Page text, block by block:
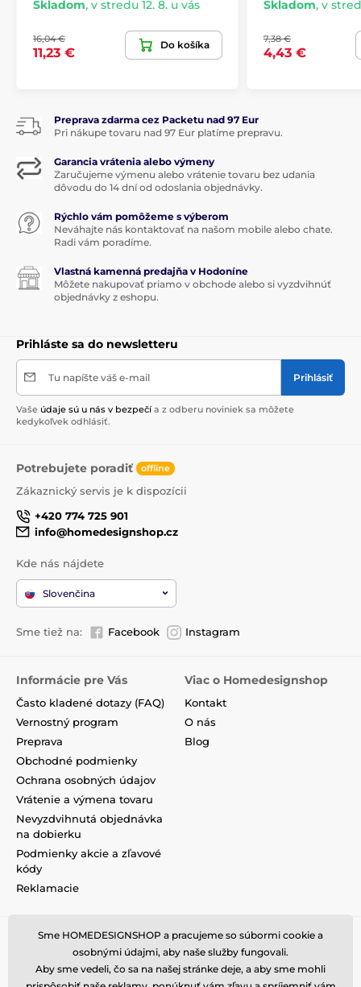
Skladom, v stredu 12. 8. u vás
16,04 €
11,23 €
Do košíka
Skladom, v
7,38 €
4,43 €
Preprava zdarma cez Packetu nad 97 Eur
Pri nákupe tovaru nad 97 Eur platíme prepravu.
Garancia vrátenia alebo výmeny
Zaručujeme výmenu alebo vrátenie tovaru bez udania
dôvodu do 14 dní od odoslania objednávky.
Rýchlo vám pomôžeme s výberom
Neváhajte nás kontaktovať na našom mobile alebo chate.
Radi vám poradíme.
Vlastná kamenná predajňa v Hodoníne
Môžete nakupovať priamo v obchode alebo si vyzdvihnúť
objednávky z eshopu.
Prihláste sa do newsletteru
Tu napíšte váš e-mail Prihlásiť
Vaše údaje sú u nás v bezpečí a z odberu noviniek sa môžete
kedykoľvek odhlásiť.
Potrebujete poradiť offline
Zákaznický servis je k dispozícii
+420 774 725 901
info@homedesignshop.cz
Kde nás nájdete
Slovenčina
Sme tiež na: Facebook Instagram
Informácie pre Vás
Často kladené dotazy (FAQ)
Vernostný program
Preprava
Obchodné podmienky
Ochrana osobných údajov
Vrátenie a výmena tovaru
Nevyzdvihnutá objednávka
na dobierku
Podmienky akcie a zľavové
kódy
Reklamacie
Viac o Homedesignshop
Kontakt
O nás
Blog
Sme HOMEDESIGNSHOP a pracujeme so súbormi cookie a
osobnými údajmi, aby naše služby fungovali.
Aby sme vedeli, čo sa na našej stránke deje, a aby sme mohli